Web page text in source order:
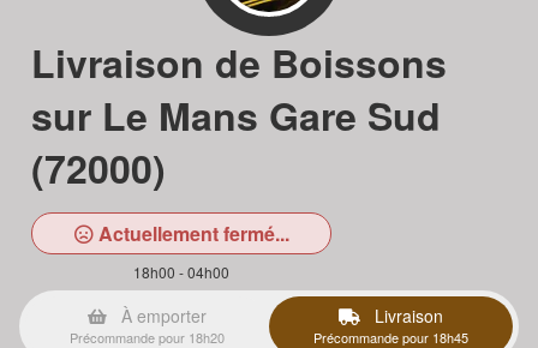
Livraison de Boissons
sur Le Mans Gare Sud
(72000)
Actuellement fermé...
18h00 - 04h00
À emporter
Précommande pour 18h20
Livraison
Précommande pour 18h45